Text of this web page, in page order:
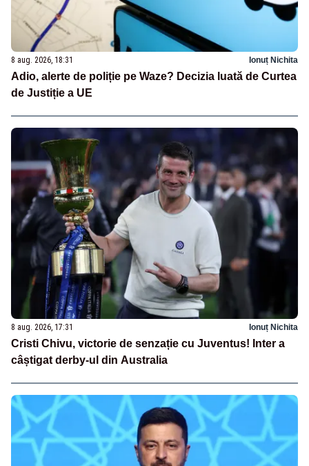
8 aug. 2026, 18:31 Ionuț Nichita
Adio, alerte de poliție pe Waze? Decizia luată de Curtea
de Justiție a UE
8 aug. 2026, 17:31 Ionuț Nichita
Cristi Chivu, victorie de senzație cu Juventus! Inter a
câștigat derby-ul din Australia